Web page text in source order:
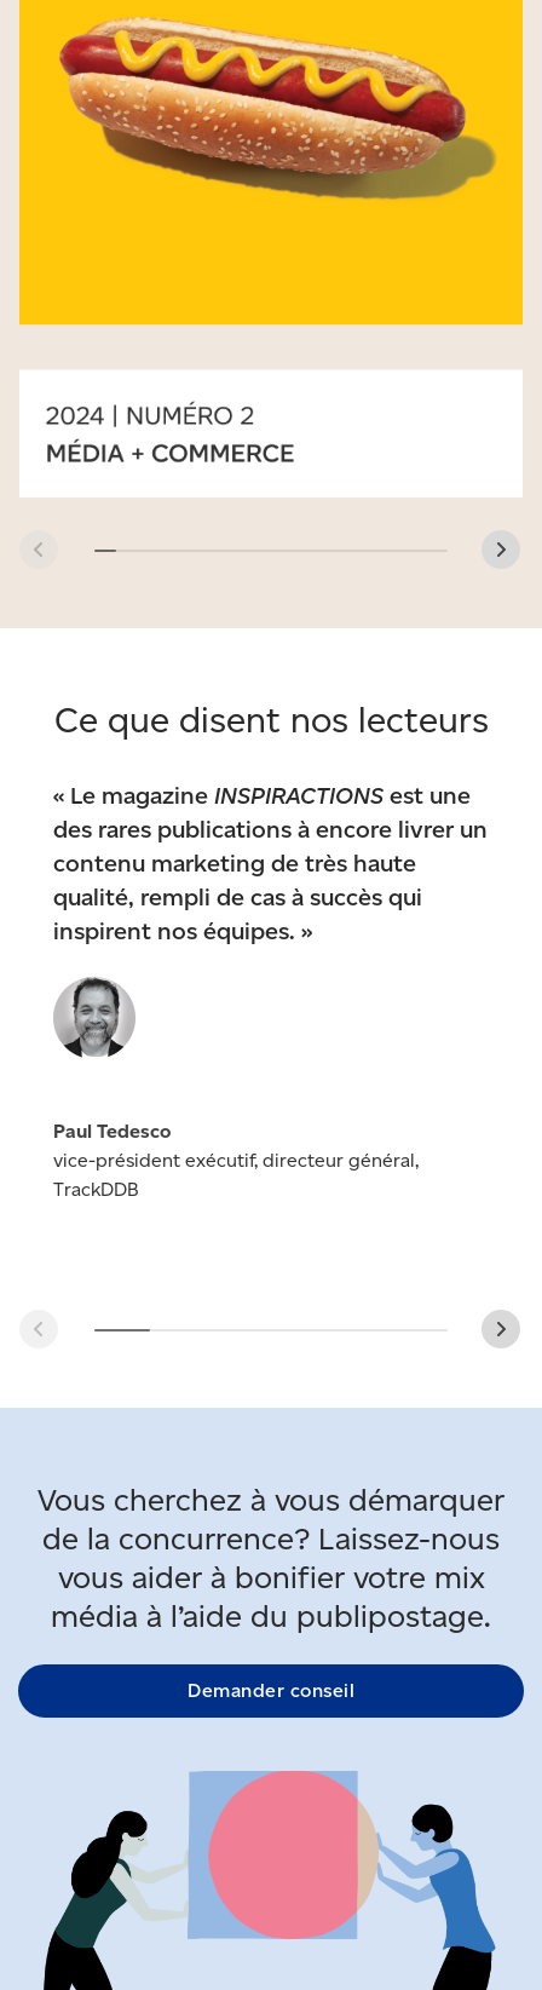
Ce que disent nos lecteurs
« Le magazine INSPIRACTIONS est une
des rares publications à encore livrer un
contenu marketing de très haute
qualité, rempli de cas à succès qui
inspirent nos équipes. »
Paul Tedesco
vice-président exécutif, directeur général,
TrackDDB
Vous cherchez à vous démarquer
de la concurrence? Laissez-nous
vous aider à bonifier votre mix
média à l’aide du publipostage.
Demander conseil